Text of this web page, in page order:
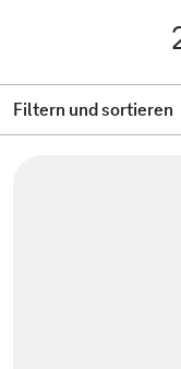
Filtern und sortieren